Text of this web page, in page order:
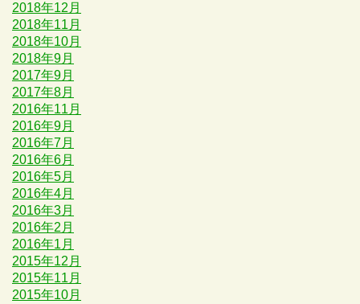
2018年12月
2018年11月
2018年10月
2018年9月
2017年9月
2017年8月
2016年11月
2016年9月
2016年7月
2016年6月
2016年5月
2016年4月
2016年3月
2016年2月
2016年1月
2015年12月
2015年11月
2015年10月